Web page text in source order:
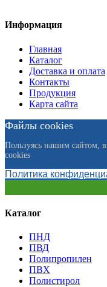
Информация
Главная
Каталог
Доставка и оплата
Контакты
Продукция
Карта сайта
Файлы cookies
Пользуясь нашим сайтом,
cookies
Политика
Каталог
ПНД
ПВД
Полипропилен
ПВХ
Полистирол